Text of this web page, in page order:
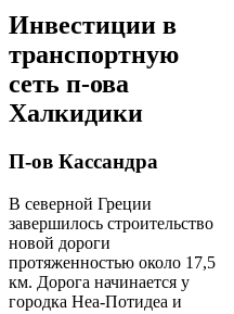
Инвестиции в
транспортную
сеть п-ова
Халкидики
П-ов Кассандра
В северной Греции
завершилось строительство
новой дороги
протяженностью около 17,5
км. Дорога начинается у
городка Неа-Потидеа и